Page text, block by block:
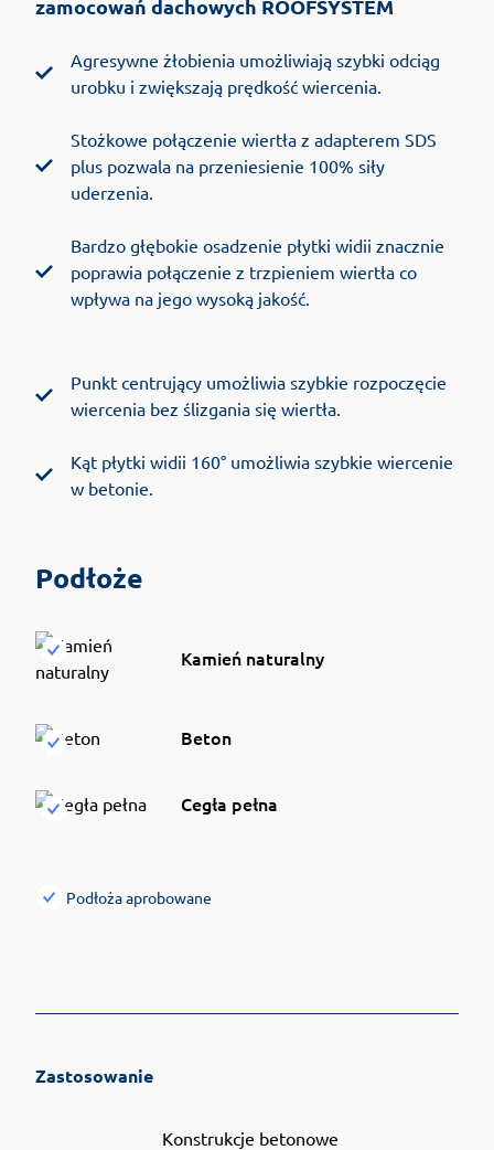
zamocowań dachowych ROOFSYSTEM
Agresywne żłobienia umożliwiają szybki odciąg
urobku i zwiększają prędkość wiercenia.
Stożkowe połączenie wiertła z adapterem SDS
plus pozwala na przeniesienie 100% siły
uderzenia.
Bardzo głębokie osadzenie płytki widii znacznie
poprawia połączenie z trzpieniem wiertła co
wpływa na jego wysoką jakość.
Punkt centrujący umożliwia szybkie rozpoczęcie
wiercenia bez ślizgania się wiertła.
Kąt płytki widii 160° umożliwia szybkie wiercenie
w betonie.
Podłoże
Kamień naturalny
Beton
Cegła pełna
Podłoża aprobowane
Zastosowanie
Konstrukcje betonowe